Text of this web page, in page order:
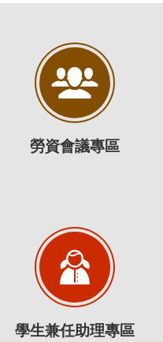
勞資會議專區
學生兼任助理專區